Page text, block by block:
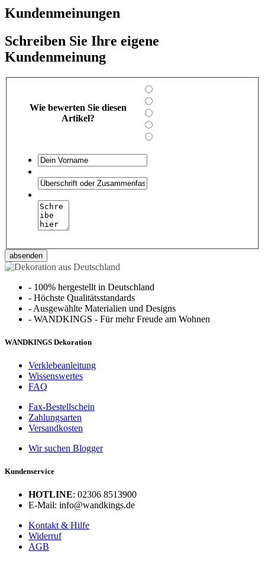
Kundenmeinungen
Schreiben Sie Ihre eigene
Kundenmeinung
Wie bewerten Sie diesen
Artikel?
absenden
- 100% hergestellt in Deutschland
- Höchste Qualitätsstandards
- Ausgewählte Materialien und Designs
- WANDKINGS - Für mehr Freude am Wohnen
WANDKINGS Dekoration
Verklebeanleitung
Wissenswertes
FAQ
Fax-Bestellschein
Zahlungsarten
Versandkosten
Wir suchen Blogger
Kundenservice
HOTLINE: 02306 8513900
E-Mail: info@wandkings.de
Kontakt & Hilfe
Widerruf
AGB